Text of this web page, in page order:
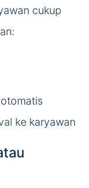
cukup
ke karyawan